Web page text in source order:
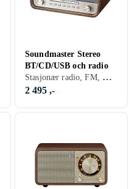
Soundmaster Stereo
BT/CD/USB och radio
Stasjonær radio, FM, DAB, DAB+, Batteri, Klokkeradio med alarm, Fjernkontroll, Retro Radio, USB, Analog 3,5mm-inngang
2 495 ,-